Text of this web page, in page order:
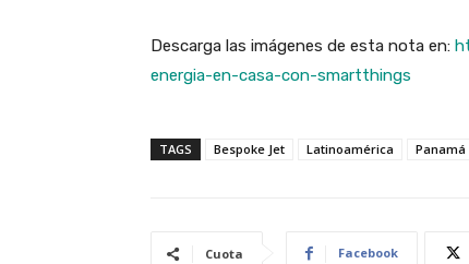
Descarga las imágenes de esta nota en:
energia-en-casa-con-smartthings
TAGS Bespoke Jet Latinoamérica Panamá
Cuota Facebook